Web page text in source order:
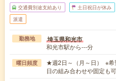
交通費別途支給あり 土日祝日が休み
派遣
勤務地 埼玉県和光市
和光市駅から---分
曜日頻度
★週2日～（月～日） ※希
日の組み合わせや固定も可